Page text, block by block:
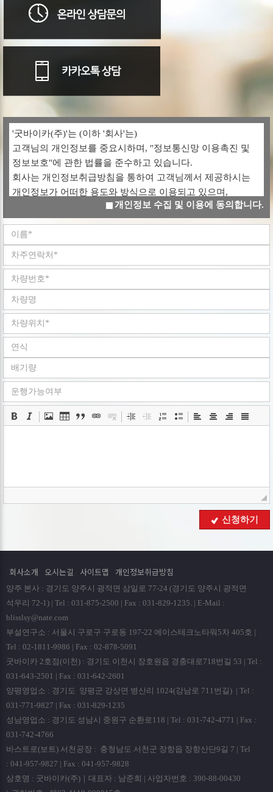
'굿바이카(주)'는 (이하 '회사'는)
고객님의 개인정보를 중요시하며, "정보통신망 이용촉진 및
정보보호"에 관한 법률을 준수하고 있습니다.
회사는 개인정보취급방침을 통하여 고객님께서 제공하시는
개인정보가 어떠한 용도와 방식으로 이용되고 있으며,
개인정보보호를 위해 어떠한 조치가 취해지고 있는지
알려드립니다.
회사는 개인정보취급방침을 개정하는 경우 웹사이트
공지사항(또는 개별공지)을 통하여 공지할 것입니다.
ο 본 방침은 : 2008 년 05 월 02 일 부터 시행됩니다.
■ 수집하는 개인정보 항목
회사는 회원가입, 상담, 서비스 신청 등등을 위해 아래와 같은
개인정보를 수집하고 있습니다.
ο 수집항목 : 이름 , 로그인ID , 비밀번호 , 휴대전화번호 ,
이메일 , 회사명 , 서비스 이용기록 , 쿠키 , 접속 IP 정보
ο 개인정보 수집방법 : 홈페이지(www.goodbyecar.co.kr)
■ 개인정보의 수집 및 이용목적
회사는 수집한 개인정보를 다음의 목적을 위해 활용합니다..
ο 서비스 제공에 관한 계약 이행 및 서비스 제공에 따른
회사는 개인정보 수집 및 이용목적이 달성된 후에는 예외 없이
회사는 원칙적으로 개인정보 수집 및 이용목적이 달성된
ο 파기절차
회원님이 회원가입 등을 위해 입력하신 정보는 회원탈퇴시
곧바로 데이타베이스 완전 삭제됩니다.
ο 파기방법
- 전자적 파일형태로 저장된 개인정보는 기록을 재생할 수
없는 기술적 방법을 사용하여 삭제합니다.
■ 개인정보 제공
회사는 이용자의 개인정보를 원칙적으로 외부에 제공하지
않습니다. 다만, 아래의 경우에는 예외로 합니다.
- 이용자들이 사전에 동의한 경우
- 법령의 규정에 의거하거나, 수사 목적으로 법령에 정해진
절차와 방법에 따라 수사기관의 요구가 있는 경우
개인정보 수집 및 이용에 동의합니다.
신청하기
회사소개 오시는길 사이트맵 개인정보취급방침
양주 본사 : 경기도 양주시 광적면 삼일로 77-24 (경기도 양주시 광적면
석우리 72-1) | Tel : 031-875-2500 | Fax : 031-829-1235. | E-Mail :
blisslsy@nate.com
부설연구소 : 서울시 구로구 구로동 197-22 에이스테크노타워5차 405호 |
Tel : 02-1811-9986 | Fax : 02-878-5091
굿바이카 2호점(이천) : 경기도 이천시 장호원읍 경충대로718번길 53 | Tel :
031-643-2501 | Fax : 031-642-2601
양평영업소 : 경기도 양평군 강상면 병산리 1024(강남로 711번길) | Tel :
031-771-9827 | Fax : 031-829-1235
성남영업소 : 경기도 성남시 중원구 순환로118 | Tel : 031-742-4771 | Fax :
031-742-4766
바스트로(보트) 서천공장 : 충청남도 서천군 장항읍 장항산단9길 7 | Tel
: 041-957-9827 | Fax : 041-957-9828
상호명 : 굿바이카(주)｜대표자 : 남준희 | 사업자번호 : 390-88-00430